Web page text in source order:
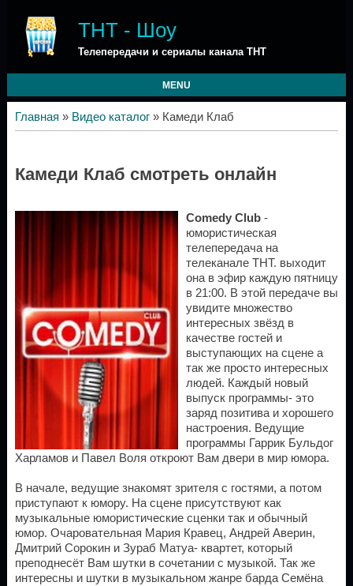
ТНТ - Шоу
Телепередачи и сериалы канала ТНТ
MENU
Главная » Видео каталог» Камеди Клаб
Камеди Клаб смотреть онлайн
Comedy Club-
юмористическая
телепередача на
телеканале ТНТ. выходит
она в эфир каждую пятницу
в 21:00. В этой передаче вы
увидите множество
интересных звёзд в
качестве гостей и
выступающих на сцене а
так же просто интересных
людей. Каждый новый
выпуск программы- это
заряд позитива и хорошего
настроения. Ведущие
программы Гаррик Бульдог
Харламов и Павел Воля откроют Вам двери в мир юмора.
В начале, ведущие знакомят зрителя с гостями, а потом
приступают к юмору. На сцене присутствуют как
музыкальные юмористические сценки так и обычный
юмор. Очаровательная Мария Кравец, Андрей Аверин,
Дмитрий Сорокин и Зураб Матуа- квартет, который
преподнесёт Вам шутки в сочетании с музыкой. Так же
интересны и шутки в музыкальном жанре барда Семёна